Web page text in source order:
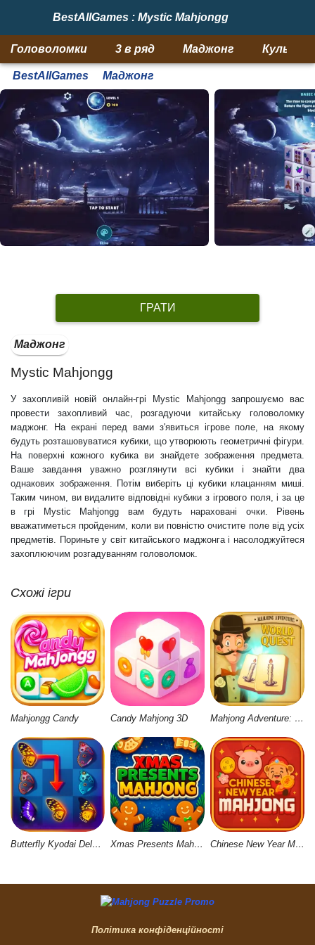
BestAllGames : Mystic Mahjongg
Головоломки 3 в ряд Маджонг Кульки
BestAllGames Маджонг
ГРАТИ
Маджонг
Mystic Mahjongg
У захопливій новій онлайн-грі Mystic Mahjongg запрошуємо вас
провести захопливий час, розгадуючи китайську головоломку
маджонг. На екрані перед вами з'явиться ігрове поле, на якому
будуть розташовуватися кубики, що утворюють геометричні фігури.
На поверхні кожного кубика ви знайдете зображення предмета.
Ваше завдання уважно розглянути всі кубики і знайти два
однакових зображення. Потім виберіть ці кубики клацанням миші.
Таким чином, ви видалите відповідні кубики з ігрового поля, і за це
в грі Mystic Mahjongg вам будуть нараховані очки. Рівень
вважатиметься пройденим, коли ви повністю очистите поле від усіх
предметів. Пориньте у світ китайського маджонга і насолоджуйтеся
захоплюючим розгадуванням головоломок.
Схожі ігри
Mahjongg Candy Candy Mahjong 3D Mahjong Adventure: World Quest
Butterfly Kyodai Deluxe 2 Xmas Presents Mahjong Chinese New Year Mahjong
Політика конфіденційності